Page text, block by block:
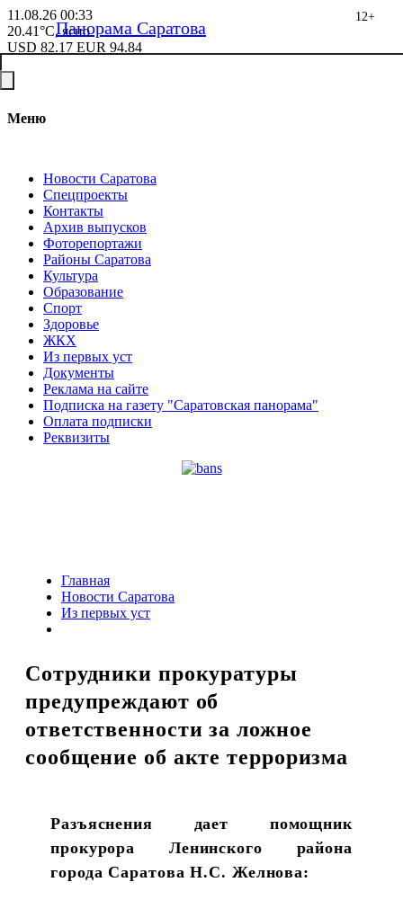
11.08.26 00:33
20.41°C, ясно
USD 82.17 EUR 94.84
Меню
Новости Саратова
Спецпроекты
Контакты
Архив выпусков
Фоторепортажи
Районы Саратова
Культура
Образование
Спорт
Здоровье
ЖКХ
Из пеpвых уст
Документы
Реклама на сайте
Подписка на газету "Саратовская панорама"
Оплата подписки
Реквизиты
Панорама Саратова
12+
Главная
Новости Саратова
Из пеpвых уст
Сотрудники прокуратуры
предупреждают об
ответственности за ложное
сообщение об акте терроризма
Разъяснения дает помощник
прокурора Ленинского района
города Саратова Н.С. Желнова: